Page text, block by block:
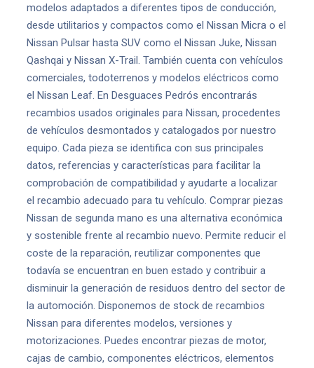
modelos adaptados a diferentes tipos de conducción,
desde utilitarios y compactos como el Nissan Micra o el
Nissan Pulsar hasta SUV como el Nissan Juke, Nissan
Qashqai y Nissan X-Trail. También cuenta con vehículos
comerciales, todoterrenos y modelos eléctricos como
el Nissan Leaf. En Desguaces Pedrós encontrarás
recambios usados originales para Nissan, procedentes
de vehículos desmontados y catalogados por nuestro
equipo. Cada pieza se identifica con sus principales
datos, referencias y características para facilitar la
comprobación de compatibilidad y ayudarte a localizar
el recambio adecuado para tu vehículo. Comprar piezas
Nissan de segunda mano es una alternativa económica
y sostenible frente al recambio nuevo. Permite reducir el
coste de la reparación, reutilizar componentes que
todavía se encuentran en buen estado y contribuir a
disminuir la generación de residuos dentro del sector de
la automoción. Disponemos de stock de recambios
Nissan para diferentes modelos, versiones y
motorizaciones. Puedes encontrar piezas de motor,
cajas de cambio, componentes eléctricos, elementos